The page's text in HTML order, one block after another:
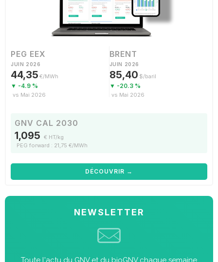
PEG EEX
JUIN 2026
44,35 €/MWh
▼ -4.9 %
vs Mai 2026
BRENT
JUIN 2026
85,40 $/baril
▼ -20.3 %
vs Mai 2026
GNV CAL 2030
1,095 € HT/kg
PEG forward : 21,75 €/MWh
DÉCOUVRIR →
NEWSLETTER
Toute l'actu du GNV et du bioGNV chaque semaine